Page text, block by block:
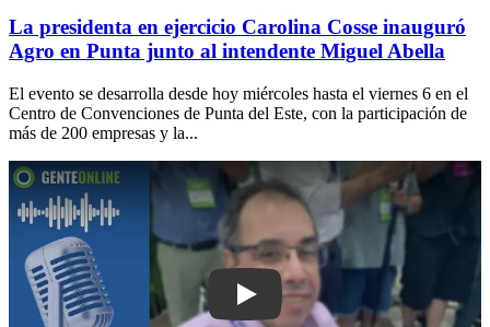
La presidenta en ejercicio Carolina Cosse inauguró
Agro en Punta junto al intendente Miguel Abella
El evento se desarrolla desde hoy miércoles hasta el viernes 6 en el
Centro de Convenciones de Punta del Este, con la participación de
más de 200 empresas y la...
Play: “Acá se conjugan los dos